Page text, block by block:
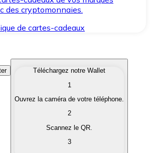
des cryptomonnaies.
de cartes-cadeaux
qui vous intéressent
vos cryptomonnaies en monnaie
Téléchargez notre Wallet
1
Ouvrez la caméra de votre téléphone.
2
Scannez le QR.
3